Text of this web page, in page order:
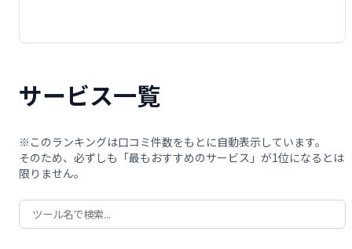
サービス一覧
※このランキングは口コミ件数をもとに自動表示しています。
そのため、必ずしも「最もおすすめのサービス」が1位になるとは
限りません。